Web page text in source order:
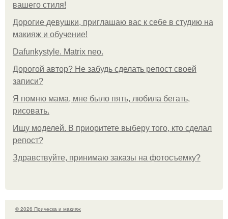
вашего стиля!
Дорогие девушки, приглашаю вас к себе в студию на
макияж и обучение!
Dafunkystyle. Matrix neo.
Дорогой автор? Не забудь сделать репост своей
записи?
Я помню мама, мне было пять, любила бегать,
рисовать.
Ищу моделей. В приоритете выберу того, кто сделал
репост?
Здравствуйте, принимаю заказы на фотосъемку?
© 2026 Прическа и макияж